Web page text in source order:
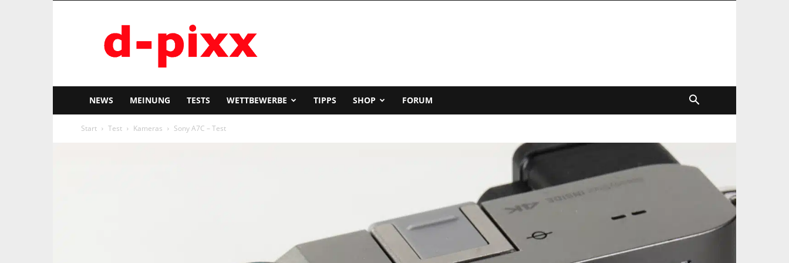
pixx
NEWS MEINUNG TESTS WETTBEWERBE TIPPS SHOP FORUM
Start Test Kameras Sony A7C – Test